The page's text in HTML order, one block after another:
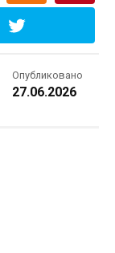
Опубликовано
27.06.2026